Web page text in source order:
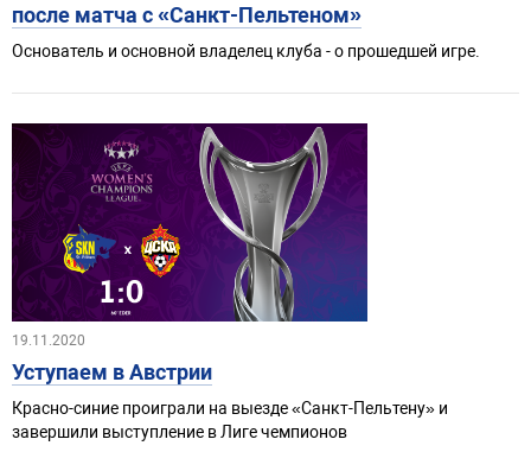
после матча с «Санкт-Пельтеном»
Основатель и основной владелец клуба - о прошедшей игре.
19.11.2020
Уступаем в Австрии
Красно-синие проиграли на выезде «Санкт-Пельтену» и
завершили выступление в Лиге чемпионов